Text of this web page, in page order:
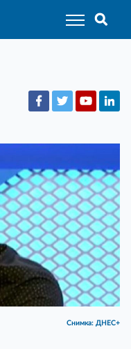
Снимка: ДНЕС+